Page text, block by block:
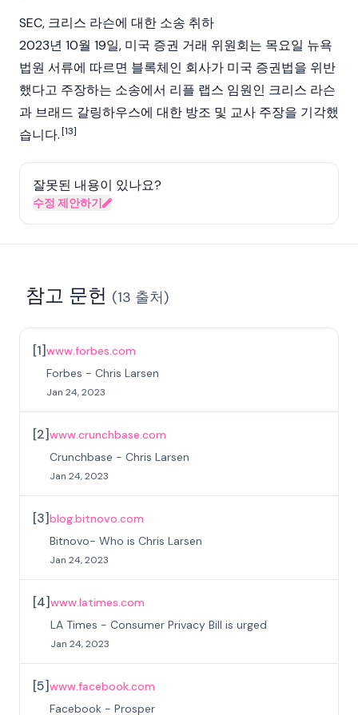
SEC, 크리스 라슨에 대한 소송 취하
2023년 10월 19일, 미국 증권 거래 위원회는 목요일 뉴욕
법원 서류에 따르면 블록체인 회사가 미국 증권법을 위반
했다고 주장하는 소송에서 리플 랩스 임원인 크리스 라슨
과 브래드 갈링하우스에 대한 방조 및 교사 주장을 기각했
습니다.[13]
잘못된 내용이 있나요?
수정 제안하기
참고 문헌 (13 출처)
[1]www.forbes.com
Forbes - Chris Larsen
Jan 24, 2023
[2]www.crunchbase.com
Crunchbase - Chris Larsen
Jan 24, 2023
[3]blog.bitnovo.com
Bitnovo- Who is Chris Larsen
Jan 24, 2023
[4]www.latimes.com
LA Times - Consumer Privacy Bill is urged
Jan 24, 2023
[5]www.facebook.com
Facebook - Prosper